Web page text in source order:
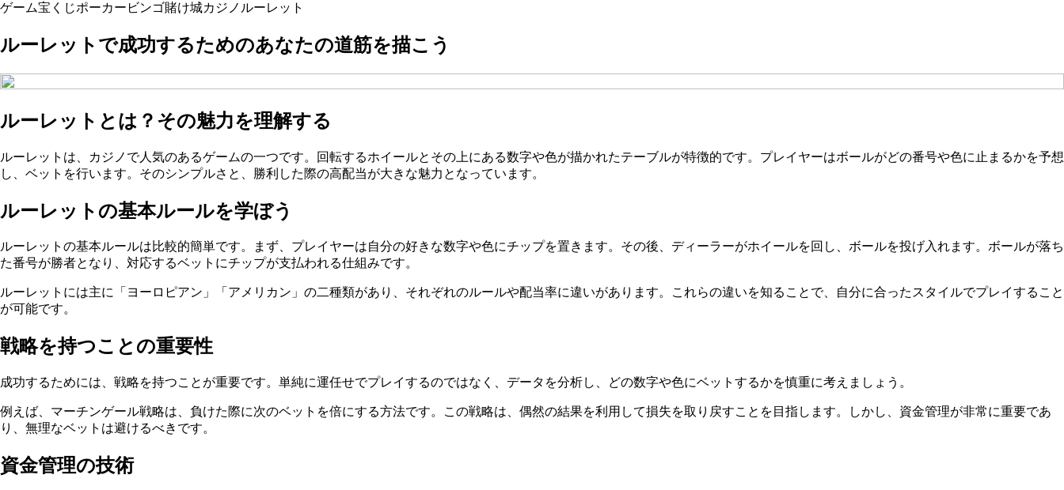
ゲーム宝くじポーカー ビンゴ賭け城カジノ ルーレット
ルーレットで成功するためのあなたの道筋を描こう
ルーレットとは？その魅力を理解する
ルーレットは、カジノで人気のあるゲームの一つです。回転するホイールとその上にある数字や色が描かれたテーブルが特徴的です。プレイヤーはボールがどの番号や色に止まるかを予想
し、ベットを行います。そのシンプルさと、勝利した際の高配当が大きな魅力となっています。
ルーレットの基本ルールを学ぼう
ルーレットの基本ルールは比較的簡単です。まず、プレイヤーは自分の好きな数字や色にチップを置きます。その後、ディーラーがホイールを回し、ボールを投げ入れます。ボールが落ち
た番号が勝者となり、対応するベットにチップが支払われる仕組みです。
ルーレットには主に「ヨーロピアン」「アメリカン」の二種類があり、それぞれのルールや配当率に違いがあります。これらの違いを知ることで、自分に合ったスタイルでプレイすること
が可能です。
戦略を持つことの重要性
成功するためには、戦略を持つことが重要です。単純に運任せでプレイするのではなく、データを分析し、どの数字や色にベットするかを慎重に考えましょう。
例えば、マーチンゲール戦略は、負けた際に次のベットを倍にする方法です。この戦略は、偶然の結果を利用して損失を取り戻すことを目指します。しかし、資金管理が非常に重要であ
り、無理なベットは避けるべきです。
資金管理の技術